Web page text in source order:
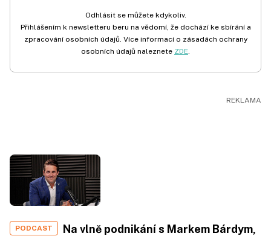
Odhlásit se můžete kdykoliv.
Přihlášením k newsletteru beru na vědomí, že dochází ke sbírání a
zpracování osobních údajů. Více informací o zásadách ochrany
osobních údajů naleznete ZDE.
PODCAST
Na vlně podnikání s Markem Bárdym,